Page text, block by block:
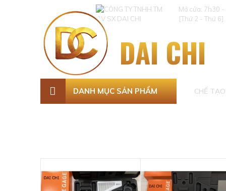
Mở cửa: 7h30
[Thứ 2 - Thứ 6]
DAI CHI
DANH MỤC SẢN PHẨM CHẾ